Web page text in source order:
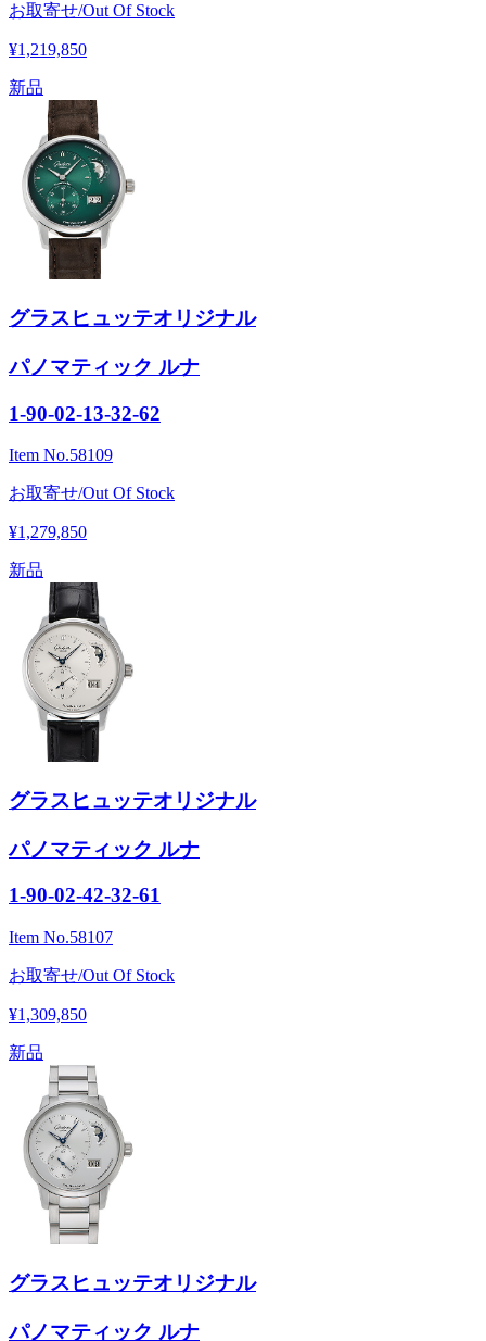
お取寄せ/Out Of Stock
¥1,219,850
新品
グラスヒュッテオリジナル
パノマティック ルナ
1-90-02-13-32-62
Item No.58109
お取寄せ/Out Of Stock
¥1,279,850
新品
グラスヒュッテオリジナル
パノマティック ルナ
1-90-02-42-32-61
Item No.58107
お取寄せ/Out Of Stock
¥1,309,850
新品
グラスヒュッテオリジナル
パノマティック ルナ